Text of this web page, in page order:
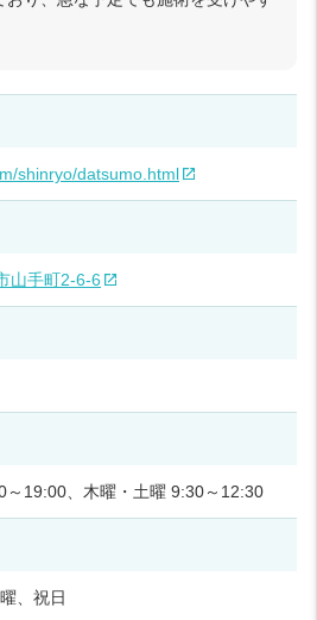
shinryo/datsumo.html
山手町2-6-6
19:00、木曜・土曜 9:30～12:30
、祝日